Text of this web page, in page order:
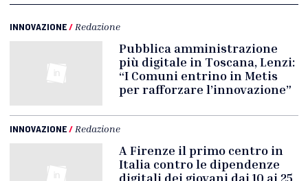
INNOVAZIONE/ Redazione
Pubblica amministrazione
più digitale in Toscana, Lenzi:
“I Comuni entrino in Metis
per rafforzare l’innovazione”
INNOVAZIONE/ Redazione
A Firenze il primo centro in
Italia contro le dipendenze
digitali dei giovani dai 10 ai 25